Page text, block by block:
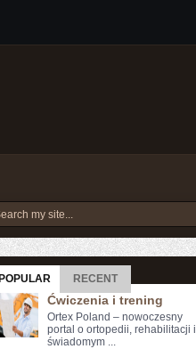
POPULAR RECENT
Ćwiczenia i trening
Ortex Poland – nowoczesny
portal o ortopedii, rehabilitacji i
świadomym ...